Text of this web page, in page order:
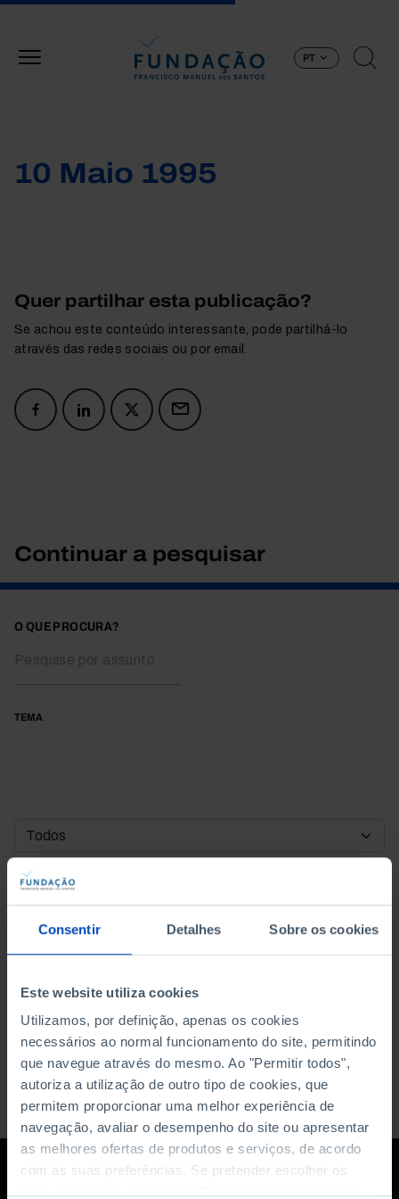
Consentir Detalhes Sobre os cookies
Este website utiliza cookies
Utilizamos, por definição, apenas os cookies
necessários ao normal funcionamento do site, permitindo
que navegue através do mesmo. Ao "Permitir todos",
autoriza a utilização de outro tipo de cookies, que
permitem proporcionar uma melhor experiência de
navegação, avaliar o desempenho do site ou apresentar
as melhores ofertas de produtos e serviços, de acordo
com as suas preferências. Se pretender escolher os
PT
10 Maio 1995
Quer partilhar esta publicação?
Se achou este conteúdo interessante, pode partilhá-lo
através das redes sociais ou por email.
Continuar a pesquisar
O QUE PROCURA?
TEMA
DATA DE INÍCIO
DATA DE FIM